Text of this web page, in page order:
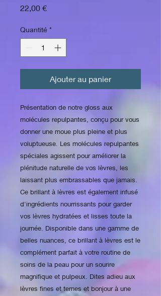
22,00 €Prix
Quantité *
Ajouter au panier
Présentation de notre gloss aux
molécules repulpantes, conçu pour vous
donner une moue plus pleine et plus
voluptueuse. Les molécules repulpantes
spéciales agissent pour améliorer la
plénitude naturelle de vos lèvres, les
laissant plus embrassables que jamais.
Ce brillant à lèvres est également infusé
d'ingrédients nourrissants pour garder
vos lèvres hydratées et lisses toute la
journée. Disponible dans une gamme de
belles nuances, ce brillant à lèvres est le
complément parfait à votre routine de
soins de la peau pour un sourire
magnifique et pulpeux. Dites adieu aux
lèvres fines et ternes et bonjour à une